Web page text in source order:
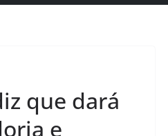
que dará
e